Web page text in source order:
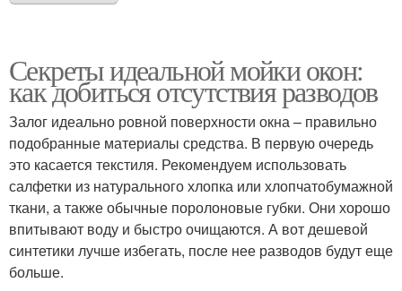
Секреты идеальной мойки окон:
как добиться отсутствия разводов
Залог идеально ровной поверхности окна – правильно
подобранные материалы средства. В первую очередь
это касается текстиля. Рекомендуем использовать
салфетки из натурального хлопка или хлопчатобумажной
ткани, а также обычные поролоновые губки. Они хорошо
впитывают воду и быстро очищаются. А вот дешевой
синтетики лучше избегать, после нее разводов будут еще
больше.